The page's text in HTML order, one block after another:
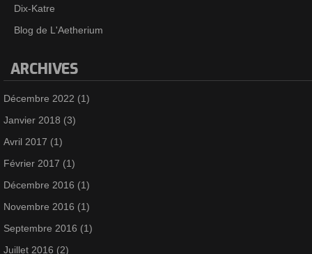
Dix-Katre
Blog de L'Aetherium
ARCHIVES
Décembre 2022 (1)
Janvier 2018 (3)
Avril 2017 (1)
Février 2017 (1)
Décembre 2016 (1)
Novembre 2016 (1)
Septembre 2016 (1)
Juillet 2016 (2)